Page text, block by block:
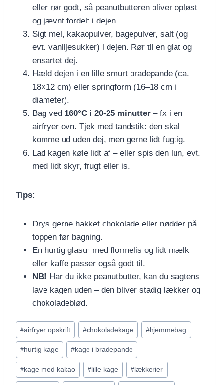
eller rør godt, så peanutbutteren bliver opløst
og jævnt fordelt i dejen.
Sigt mel, kakaopulver, bagepulver, salt (og
evt. vaniljesukker) i dejen. Rør til en glat og
ensartet dej.
Hæld dejen i en lille smurt bradepande (ca.
18×12 cm) eller springform (16–18 cm i
diameter).
Bag ved 160°C i 20-25 minutter – fx i en
airfryer ovn. Tjek med tandstik: den skal
komme ud uden dej, men gerne lidt fugtig.
Lad kagen køle lidt af – eller spis den lun, evt.
med lidt skyr, frugt eller is.
Tips:
Drys gerne hakket chokolade eller nødder på
toppen før bagning.
En hurtig glasur med flormelis og lidt mælk
eller kaffe passer også godt til.
NB! Har du ikke peanutbutter, kan du sagtens
lave kagen uden – den bliver stadig lækker og
chokoladeblød.
Indlæg-
tags:
#airfryer opskrift #chokoladekage #hjemmebag
#hurtig kage #kage i bradepande
#kage med kakao # lille kage # lækkerier